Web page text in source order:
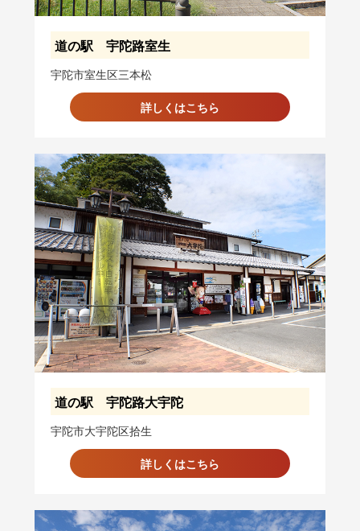
道の駅 宇陀路室生
宇陀市室生区三本松
詳しくはこちら
道の駅 宇陀路大宇陀
宇陀市大宇陀区拾生
詳しくはこちら